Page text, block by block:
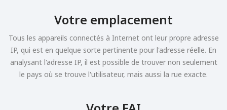
Votre emplacement
Tous les appareils connectés à Internet ont leur propre adresse
IP, qui est en quelque sorte pertinente pour l'adresse réelle. En
analysant l'adresse IP, il est possible de trouver non seulement
le pays où se trouve l'utilisateur, mais aussi la rue exacte.